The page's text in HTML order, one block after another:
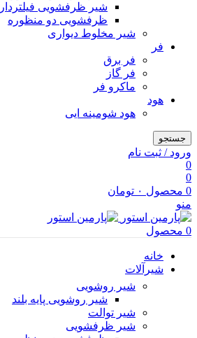
شیر ظرفشویی فیلتردار
ظرفشویی دو منظوره
شیر مخلوط دیواری
فر
فر برق
فر گاز
ماكرو فر
هود
هود شومینه ایی
جستجو
ورود / ثبت نام
0
0
0 محصول ۰ تومان
منو
0 محصول
خانه
شیرآلات
شیر روشویی
شیر روشویی پایه بلند
شیر توالت
شیر ظرفشویی